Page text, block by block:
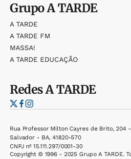
GrupoA TARDE
A TARDE
A TARDE FM
MASSA!
A TARDE EDUCAÇÃO
RedesA TARDE
Rua Professor Milton Cayres de Brito, 204
Salvador - BA, 41820-570
CNPJ nº 15.111.297/0001-30
Copyright © 1996 - 2025 Grupo A TARDE.